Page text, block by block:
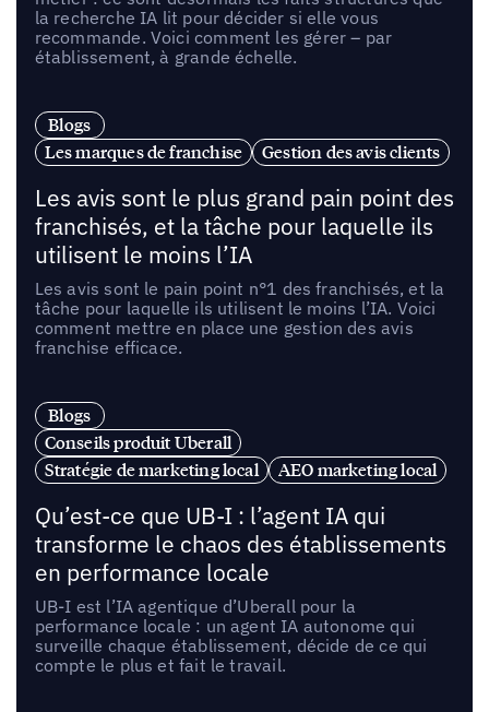
la recherche IA lit pour décider si elle vous
recommande. Voici comment les gérer – par
établissement, à grande échelle.
Blogs
Les marques de franchise
Gestion des avis clients
Les avis sont le plus grand pain point des
franchisés, et la tâche pour laquelle ils
utilisent le moins l’IA
Les avis sont le pain point n°1 des franchisés, et la
tâche pour laquelle ils utilisent le moins l’IA. Voici
comment mettre en place une gestion des avis
franchise efficace.
Blogs
Conseils produit Uberall
Stratégie de marketing local
AEO marketing local
Qu’est-ce que UB-I : l’agent IA qui
transforme le chaos des établissements
en performance locale
UB-I est l’IA agentique d’Uberall pour la
performance locale : un agent IA autonome qui
surveille chaque établissement, décide de ce qui
compte le plus et fait le travail.